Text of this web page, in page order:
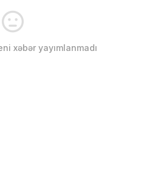
xəbər yayımlanmadı